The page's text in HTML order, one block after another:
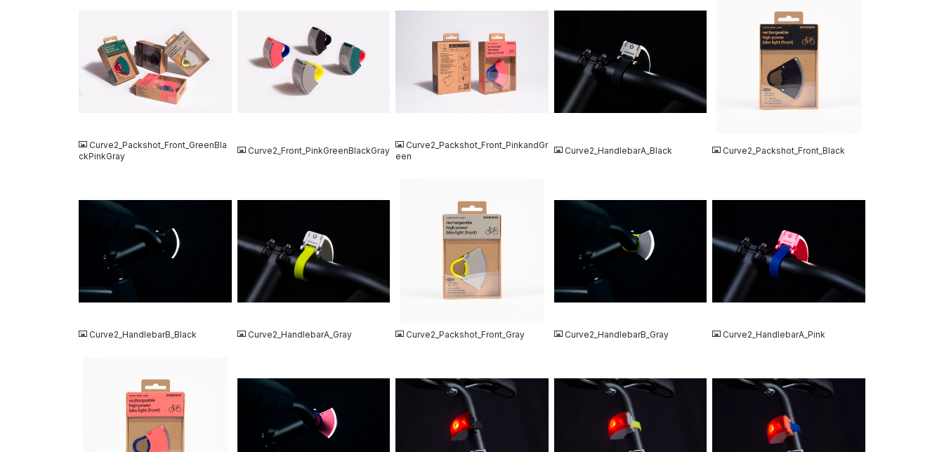
Curve2_Packshot_Front_GreenBla
ckPinkGray
Curve2_Front_PinkGreenBlackGray
Curve2_Packshot_Front_PinkandGr
een
JPG
Curve2_HandlebarA_Black Curve2_Packshot_Front_Black
JPG
Curve2_HandlebarB_Black
JPG
Curve2_HandlebarA_Gray Curve2_Packshot_Front_Gray
JPG
Curve2_HandlebarB_Gray
JPG
Curve2_HandlebarA_Pink